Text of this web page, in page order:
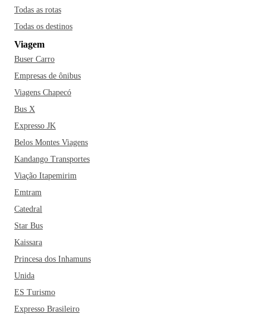
Todas as rotas
Todas os destinos
Viagem
Buser Carro
Empresas de ônibus
Viagens Chapecó
Bus X
Expresso JK
Belos Montes Viagens
Kandango Transportes
Viação Itapemirim
Emtram
Catedral
Star Bus
Kaissara
Princesa dos Inhamuns
Unida
ES Turismo
Expresso Brasileiro